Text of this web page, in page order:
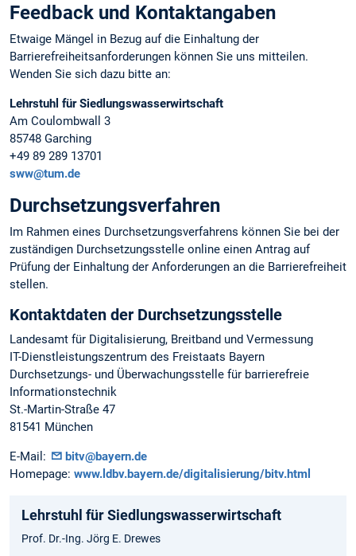
Feedback und Kontaktangaben
Etwaige Mängel in Bezug auf die Einhaltung der
Barrierefreiheitsanforderungen können Sie uns mitteilen.
Wenden Sie sich dazu bitte an:
Lehrstuhl für Siedlungswasserwirtschaft
Am Coulombwall 3
85748 Garching
+49 89 289 13701
sww@tum.de
Durchsetzungsverfahren
Im Rahmen eines Durchsetzungsverfahrens können Sie bei der
zuständigen Durchsetzungsstelle online einen Antrag auf
Prüfung der Einhaltung der Anforderungen an die Barrierefreiheit
stellen.
Kontaktdaten der Durchsetzungsstelle
Landesamt für Digitalisierung, Breitband und Vermessung
IT-Dienstleistungszentrum des Freistaats Bayern
Durchsetzungs- und Überwachungsstelle für barrierefreie
Informationstechnik
St.-Martin-Straße 47
81541 München
E-Mail:
bitv@bayern.de
Homepage: www.ldbv.bayern.de/digitalisierung/bitv.html
Lehrstuhl für Siedlungswasserwirtschaft
Prof. Dr.-Ing. Jörg E. Drewes